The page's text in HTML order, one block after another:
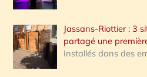
Jassans-Riottier : 3
partagé une
Installés dans des